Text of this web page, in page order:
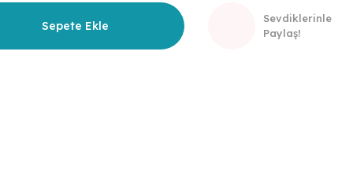
Sepete Ekle
Sevdiklerinle
Paylaş!